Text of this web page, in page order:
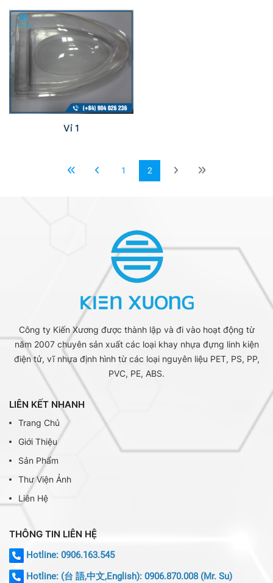
Vỉ 1
1 2
Công ty Kiến Xương được thành lập và đi vào hoạt động từ
năm 2007 chuyên sản xuất các loại khay nhựa đựng linh kiện
điện tử, vĩ nhựa định hình từ các loại nguyên liệu PET, PS, PP,
PVC, PE, ABS.
LIÊN KẾT NHANH
Trang Chủ
Giới Thiệu
Sản Phẩm
Thư Viện Ảnh
Liên Hệ
THÔNG TIN LIÊN HỆ
Hotline: 0906.163.545
Hotline: (台 語,中文,English): 0906.870.008 (Mr. Su)